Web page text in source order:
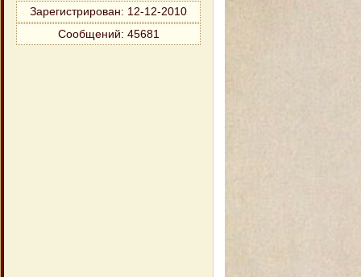
Зарегистрирован: 12-12-2010
Сообщений: 45681